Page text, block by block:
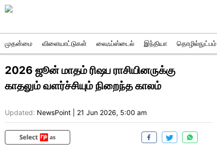
முதன்மை விளையாட்டுகள் லைஃப்ஸ்டைல் இந்தியா தொழில்நுட்பம்
2026 ஜூன் மாதம் ரிஷப ராசியினருக்கு
காதலும் வளர்ச்சியும் நிறைந்த காலம்
Updated: NewsPoint 21 Jun 2026, 5:00 am